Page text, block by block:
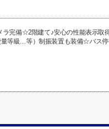
ラ完備☆2階建て♪安心の性能表示
等級…等）制振装置も装備☆バス停